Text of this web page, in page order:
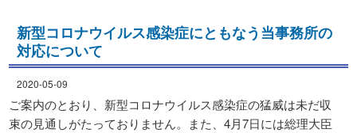
新型コロナウイルス感染症にともなう当事務所の
対応について
2020-05-09
ご案内のとおり、新型コロナウイルス感染症の猛威は未だ収
束の見通しがたっておりません。また、4月7日には総理大臣